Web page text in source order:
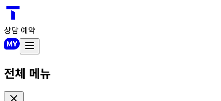
상담 예약
전체 메뉴